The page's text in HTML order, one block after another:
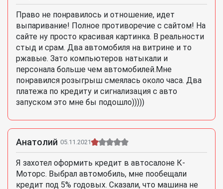
Право не понравилось и отношение, идет
выпаривание! Полное противоречие с сайтом! На
сайте ну просто красивая картинка. В реальности
стыд и срам. Два автомобиля на витрине и то
ржавые. Зато компьютеров натыкали и
персонала больше чем автомобилей.Мне
понравился розыгрыш смеялась около часа. Два
платежа по кредиту и сигнализация с авто
запуском это мне бы подошло)))))
Анатолий 05.11.2021
Я захотел оформить кредит в автосалоне К-
Моторс. Выбрал автомобиль, мне пообещали
кредит под 5% годовых. Сказали, что машина не